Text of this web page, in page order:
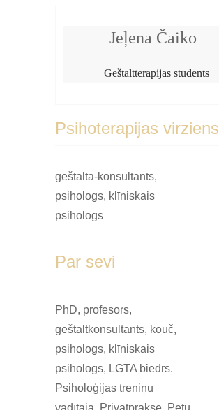
Jeļena Čaiko
​Geštaltterapijas students
Psihoterapijas virziens
geštalta-konsultants,
psihologs, klīniskais
psihologs
Par sevi
PhD, profesors,
geštaltkonsultants, kouč,
psihologs, klīniskais
psihologs, LGTA biedrs.
Psiholoģijas treniņu
vadītāja. Privātprakse. Pētu